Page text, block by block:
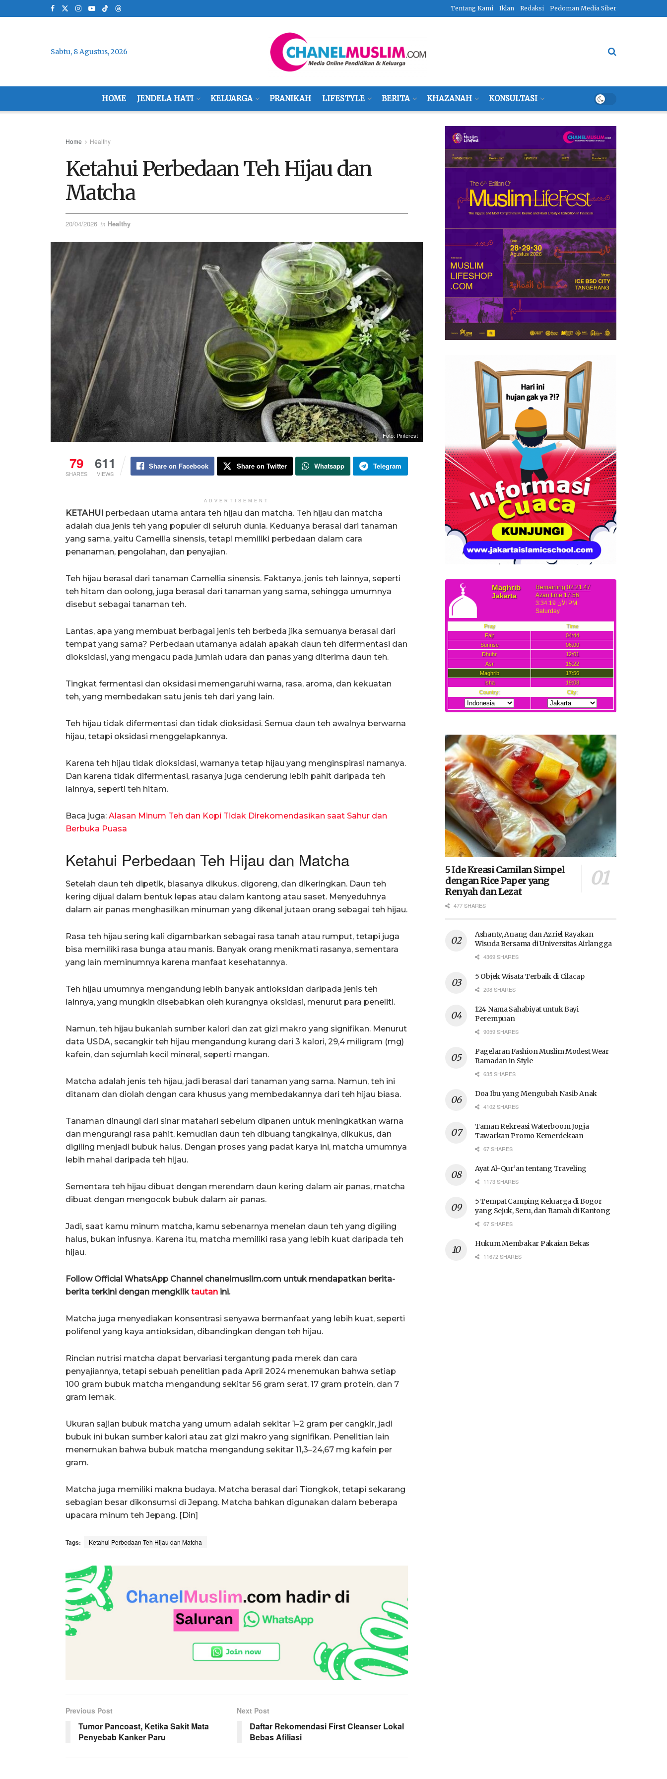
Tentang Kami Iklan Redaksi Pedoman Media Siber
Sabtu, 8 Agustus, 2026
HOME JENDELA HATI KELUARGA PRANIKAH LIFESTYLE BERITA KHAZANAH KONSULTASI
Home Healthy
Ketahui Perbedaan Teh Hijau dan
Matcha
20/04/2026 in Healthy
Foto: Pinterest
79
SHARES
611
VIEWS
Share on Facebook Share on Twitter Whatsapp Telegram
ADVERTISEMENT
KETAHUI perbedaan utama antara teh hijau dan matcha. Teh hijau dan matcha
adalah dua jenis teh yang populer di seluruh dunia. Keduanya berasal dari tanaman
yang sama, yaitu Camellia sinensis, tetapi memiliki perbedaan dalam cara
penanaman, pengolahan, dan penyajian.
Teh hijau berasal dari tanaman Camellia sinensis. Faktanya, jenis teh lainnya, seperti
teh hitam dan oolong, juga berasal dari tanaman yang sama, sehingga umumnya
disebut sebagai tanaman teh.
Lantas, apa yang membuat berbagai jenis teh berbeda jika semuanya berasal dari
tempat yang sama? Perbedaan utamanya adalah apakah daun teh difermentasi dan
dioksidasi, yang mengacu pada jumlah udara dan panas yang diterima daun teh.
Tingkat fermentasi dan oksidasi memengaruhi warna, rasa, aroma, dan kekuatan
teh, yang membedakan satu jenis teh dari yang lain.
Teh hijau tidak difermentasi dan tidak dioksidasi. Semua daun teh awalnya berwarna
hijau, tetapi oksidasi menggelapkannya.
Karena teh hijau tidak dioksidasi, warnanya tetap hijau yang menginspirasi namanya.
Dan karena tidak difermentasi, rasanya juga cenderung lebih pahit daripada teh
lainnya, seperti teh hitam.
Baca juga: Alasan Minum Teh dan Kopi Tidak Direkomendasikan saat Sahur dan
Berbuka Puasa
Ketahui Perbedaan Teh Hijau dan Matcha
Setelah daun teh dipetik, biasanya dikukus, digoreng, dan dikeringkan. Daun teh
kering dijual dalam bentuk lepas atau dalam kantong atau saset. Menyeduhnya
dalam air panas menghasilkan minuman yang dikenal jutaan orang sebagai teh hijau.
Rasa teh hijau sering kali digambarkan sebagai rasa tanah atau rumput, tetapi juga
bisa memiliki rasa bunga atau manis. Banyak orang menikmati rasanya, sementara
yang lain meminumnya karena manfaat kesehatannya.
Teh hijau umumnya mengandung lebih banyak antioksidan daripada jenis teh
lainnya, yang mungkin disebabkan oleh kurangnya oksidasi, menurut para peneliti.
Namun, teh hijau bukanlah sumber kalori dan zat gizi makro yang signifikan. Menurut
data USDA, secangkir teh hijau mengandung kurang dari 3 kalori, 29,4 miligram (mg)
kafein, dan sejumlah kecil mineral, seperti mangan.
Matcha adalah jenis teh hijau, jadi berasal dari tanaman yang sama. Namun, teh ini
ditanam dan diolah dengan cara khusus yang membedakannya dari teh hijau biasa.
Tanaman dinaungi dari sinar matahari sebelum dipanen untuk meningkatkan warna
dan mengurangi rasa pahit, kemudian daun teh dibuang tangkainya, dikukus, dan
digiling menjadi bubuk halus. Dengan proses yang padat karya ini, matcha umumnya
lebih mahal daripada teh hijau.
Sementara teh hijau dibuat dengan merendam daun kering dalam air panas, matcha
dibuat dengan mengocok bubuk dalam air panas.
Jadi, saat kamu minum matcha, kamu sebenarnya menelan daun teh yang digiling
halus, bukan infusnya. Karena itu, matcha memiliki rasa yang lebih kuat daripada teh
hijau.
Follow Official WhatsApp Channel chanelmuslim.com untuk mendapatkan berita-
berita terkini dengan mengkliktautan ini.
Matcha juga menyediakan konsentrasi senyawa bermanfaat yang lebih kuat, seperti
polifenol yang kaya antioksidan, dibandingkan dengan teh hijau.
Rincian nutrisi matcha dapat bervariasi tergantung pada merek dan cara
penyajiannya, tetapi sebuah penelitian pada April 2024 menemukan bahwa setiap
100 gram bubuk matcha mengandung sekitar 56 gram serat, 17 gram protein, dan 7
gram lemak.
Ukuran sajian bubuk matcha yang umum adalah sekitar 1–2 gram per cangkir, jadi
bubuk ini bukan sumber kalori atau zat gizi makro yang signifikan. Penelitian lain
menemukan bahwa bubuk matcha mengandung sekitar 11,3–24,67 mg kafein per
gram.
Matcha juga memiliki makna budaya. Matcha berasal dari Tiongkok, tetapi sekarang
sebagian besar dikonsumsi di Jepang. Matcha bahkan digunakan dalam beberapa
upacara minum teh Jepang. [Din]
Tags: Ketahui Perbedaan Teh Hijau dan Matcha
Previous Post
Tumor Pancoast, Ketika Sakit Mata
Penyebab Kanker Paru
Next Post
Daftar Rekomendasi First Cleanser Lokal
Bebas Afiliasi
5 Ide Kreasi Camilan Simpel
dengan Rice Paper yang
Renyah dan Lezat
477 SHARES
Ashanty, Anang dan Azriel Rayakan
Wisuda Bersama di Universitas Airlangga
4369 SHARES
5 Objek Wisata Terbaik di Cilacap
208 SHARES
124 Nama Sahabiyat untuk Bayi
Perempuan
9059 SHARES
Pagelaran Fashion Muslim Modest Wear
Ramadan in Style
635 SHARES
Doa Ibu yang Mengubah Nasib Anak
4102 SHARES
Taman Rekreasi Waterboom Jogja
Tawarkan Promo Kemerdekaan
67 SHARES
Ayat Al-Qur’an tentang Traveling
1173 SHARES
5 Tempat Camping Keluarga di Bogor
yang Sejuk, Seru, dan Ramah di Kantong
67 SHARES
Hukum Membakar Pakaian Bekas
11672 SHARES